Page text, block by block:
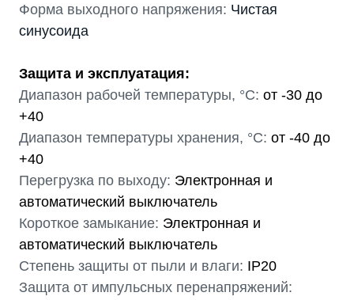
Форма выходного напряжения: Чистая
синусоида
Защита и эксплуатация:
Диапазон рабочей температуры, °С: от -30 до
+40
Диапазон температуры хранения, °С: от -40 до
+40
Перегрузка по выходу: Электронная и
автоматический выключатель
Короткое замыкание: Электронная и
автоматический выключатель
Степень защиты от пыли и влаги: IP20
Защита от импульсных перенапряжений: